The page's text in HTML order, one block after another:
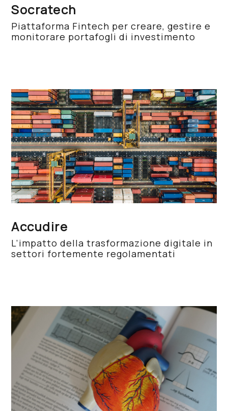
Socratech
Piattaforma Fintech per creare, gestire e
monitorare portafogli di investimento
Accudire
L’impatto della trasformazione digitale in
settori fortemente regolamentati